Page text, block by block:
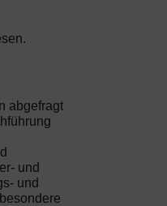
abgefragt
und
und